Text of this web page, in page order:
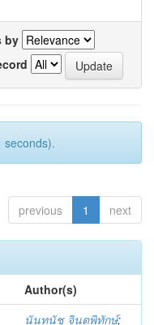
by
seconds).
previous 1 next
Author(s)
นันทนัช จินตพิทักษ์;